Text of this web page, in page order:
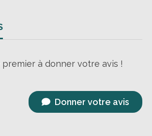
premier à donner votre avis !
Donner votre avis